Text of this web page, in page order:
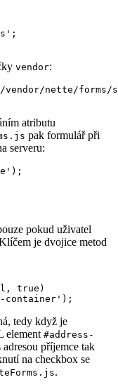
vendor:
nette/
atributu
pak formulář při
serveru:
pokud uživatel
je dvojice metod
tedy když je
element #address-
příjemce tak
na checkbox se
.